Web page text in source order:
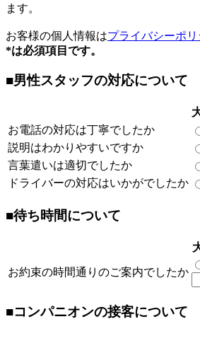
ます。
お客様の個人情報はプライバシーポリ
*は必須項目です。
■男性スタッフの対応について
お電話の対応は丁寧でしたか
説明はわかりやすいですか
言葉遣いは適切でしたか
ドライバーの対応はいかがでしたか
■待ち時間について
お約束の時間通りのご案内でしたか
■コンパニオンの接客について